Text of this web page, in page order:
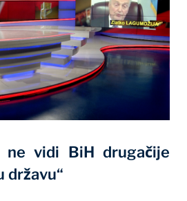
ne vidi BiH drugačije
državu“